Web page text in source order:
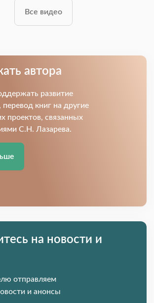
Все видео
автора
развитие
перевод книг на другие
проектов, связанных
С.Н. Лазарева.
на новости и
отправляем
и анонсы